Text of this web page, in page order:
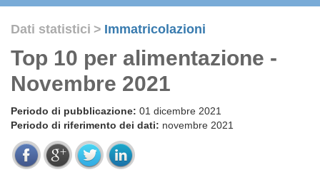
Dati statistici > Immatricolazioni
Top 10 per alimentazione -
Novembre 2021
Periodo di pubblicazione: 01 dicembre 2021
Periodo di riferimento dei dati: novembre 2021